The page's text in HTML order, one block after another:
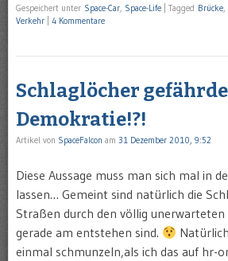
Gespeichert unter Space-Car, Space-Life Tagged Brücke,
Verkehr
4 Kommentare
Schlaglöcher
Demokratie!?!
Artikel von SpaceFalcon am 31 Dezember 2010, 9:52
Diese Aussage muss man sich mal in
lassen… Gemeint sind natürlich die
Straßen durch den völlig unerwarteten
gerade am entstehen sind.
einmal schmunzeln,als ich das auf hr-